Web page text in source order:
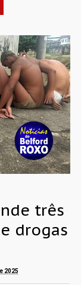
três
drogas
2025